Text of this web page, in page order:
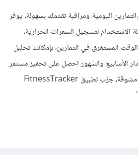
اليومية ومراقبة تقدمك بسهولة، يوفر
لتسجيل السعرات الحرارية،
المستغرق في التمارين، بإمكانك تحليل
الأسابيع والشهور احصل على تحفيز مستمر
من خلال تحديات ومكافآت مشوقة، جرّب تطبيق FitnessTracker